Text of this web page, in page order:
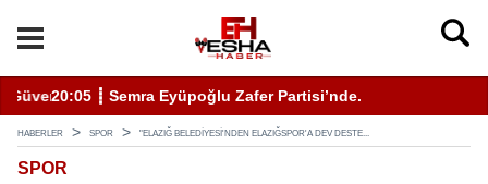
Hizmet İçin Bilinmesi Gerekenler
20:05 ┋ Semra Eyüpoğlu Zafer Partisi’nde.
HABERLER SPOR "ELAZIĞ BELEDIYESI'NDEN ELAZIĞSPOR'A DEV DESTE...
SPOR